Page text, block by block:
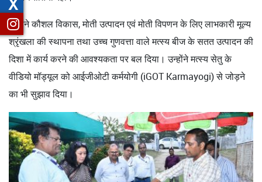
उन्होंने कौशल विकास, मोती उत्पादन एवं मोती विपणन के लिए लाभकारी मूल्य
श्रृंखला की स्थापना तथा उच्च गुणवत्ता वाले मत्स्य बीज के सतत उत्पादन की
दिशा में कार्य करने की आवश्यकता पर बल दिया। उन्होंने मत्स्य सेतु के
वीडियो मॉड्यूल को आईजीओटी कर्मयोगी (iGOT Karmayogi) से जोड़ने
का भी सुझाव दिया।